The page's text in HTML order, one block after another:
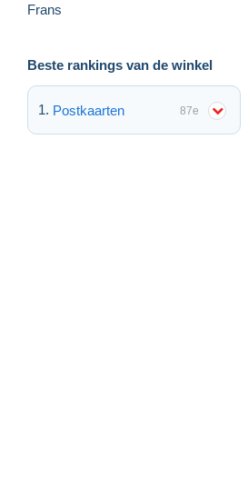
Frans
Beste rankings van de winkel
Postkaarten 87e